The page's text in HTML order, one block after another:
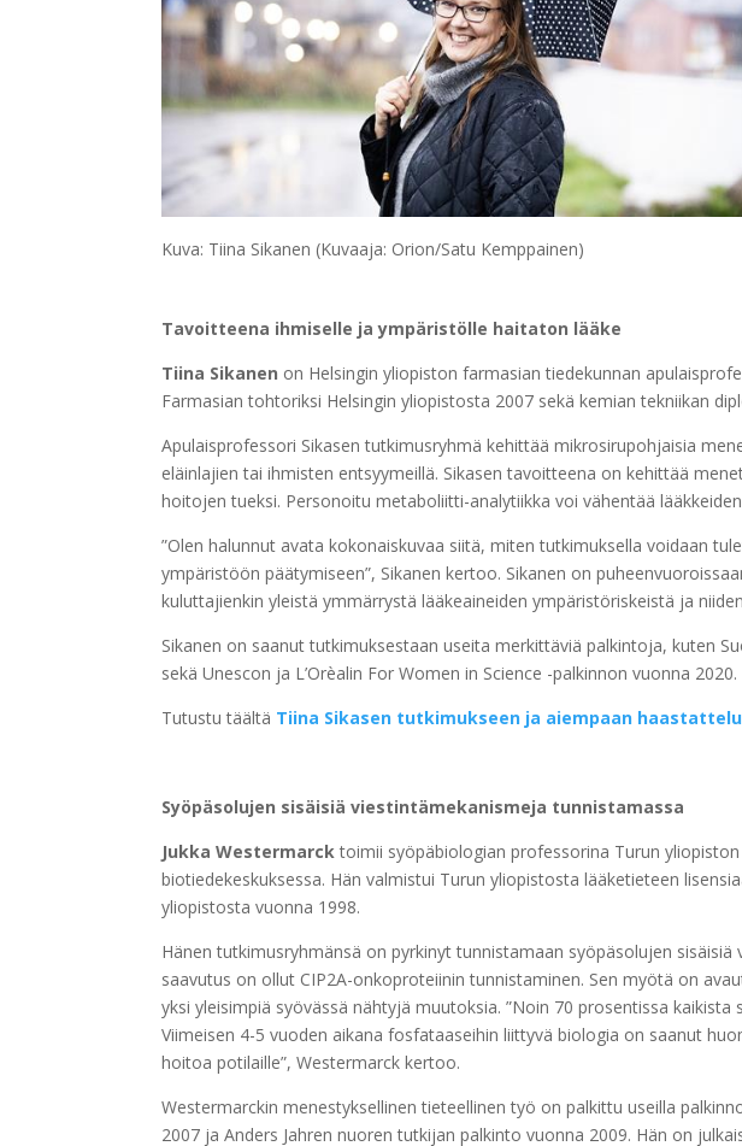
Kuva: Tiina Sikanen (Kuvaaja: Orion/Satu Kemppainen)
Tavoitteena ihmiselle ja ympäristölle haitaton lääke
Tiina Sikanen on Helsingin yliopiston farmasian tiedekunnan
Farmasian tohtoriksi Helsingin yliopistosta 2007 sekä kemian tekniikan
Apulaisprofessori Sikasen tutkimusryhmä kehittää mikrosirupohjaisia
eläinlajien tai ihmisten entsyymeillä. Sikasen tavoitteena on kehittää
hoitojen tueksi. Personoitu metaboliitti-analytiikka voi vähentää
”Olen halunnut avata kokonaiskuvaa siitä, miten tutkimuksella voidaan
ympäristöön päätymiseen”, Sikanen kertoo. Sikanen on
kuluttajienkin yleistä ymmärrystä lääkeaineiden ympäristöriskeistä ja
Sikanen on saanut tutkimuksestaan useita merkittäviä palkintoja, kuten
sekä Unescon ja L’Orèalin For Women in Science -palkinnon vuonna
Tutustu täältä Tiina Sikasen tutkimukseen ja aiempaan
Syöpäsolujen sisäisiä viestintämekanismeja tunnistamassa
Jukka Westermarck toimii syöpäbiologian professorina Turun
biotiedekeskuksessa. Hän valmistui Turun yliopistosta lääketieteen
yliopistosta vuonna 1998.
Hänen tutkimusryhmänsä on pyrkinyt tunnistamaan syöpäsolujen
saavutus on ollut CIP2A-onkoproteiinin tunnistaminen. Sen myötä on
yksi yleisimpiä syövässä nähtyjä muutoksia. ”Noin 70 prosentissa
Viimeisen 4-5 vuoden aikana fosfataaseihin liittyvä biologia on saanut
hoitoa potilaille”, Westermarck kertoo.
Westermarckin menestyksellinen tieteellinen työ on palkittu useilla
2007 ja Anders Jahren nuoren tutkijan palkinto vuonna 2009. Hän on